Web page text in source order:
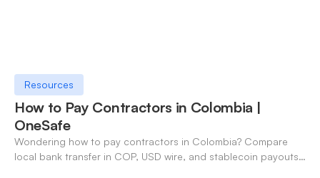
Resources
How to Pay Contractors in Colombia |
OneSafe
Wondering how to pay contractors in Colombia? Compare
local bank transfer in COP, USD wire, and stablecoin payouts.